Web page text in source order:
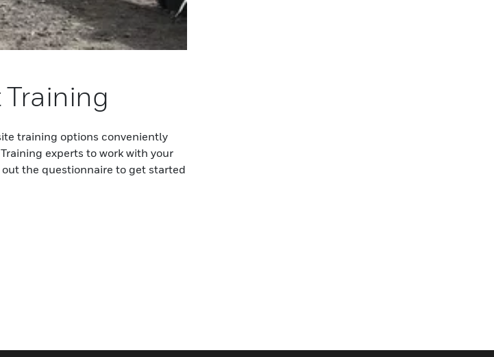
training options conveniently
experts to work with your
the questionnaire to get started